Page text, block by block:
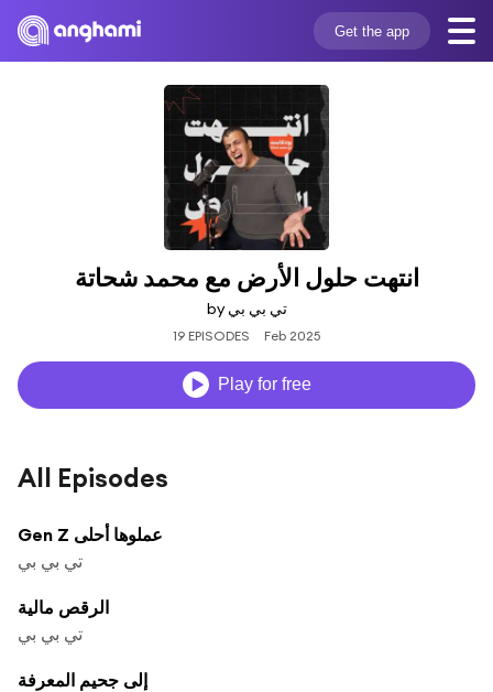
Get the app
انتهت حلول الأرض مع محمد شحاتة
by تي بي بي
19 EPISODES Feb 2025
Play for free
All Episodes
Gen Z عملوها أحلى
تي بي بي
الرقص مالية
تي بي بي
إلى جحيم المعرفة